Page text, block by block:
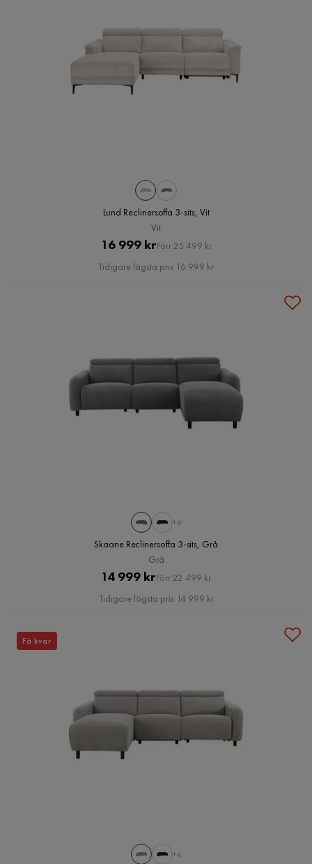
Lund Reclinersoffa 3-sits, Vit
Vit
Pris
16 999 krOriginal
Pris
Förr 25 499 kr
Tidigare lägsta pris 16 999 kr
+4
Skaane Reclinersoffa 3-sits, Grå
Grå
Pris
14 999 krOriginal
Pris
Förr 22 499 kr
Tidigare lägsta pris 14 999 kr
+4
Få kvar